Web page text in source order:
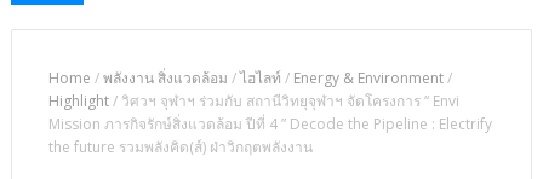
Home /พลังงาน สิ่งแวดล้อม /ไฮไลท์ / Energy & Environment/
Highlight/ วิศวฯ จุฬาฯ ร่วมกับ สถานีวิทยุจุฬาฯ จัดโครงการ “ Envi
Mission ภารกิจรักษ์สิ่งแวดล้อม ปีที่ 4 ” Decode the Pipeline : Electrify
the future รวมพลังคิด(ส์) ฝ่าวิกฤตพลังงาน